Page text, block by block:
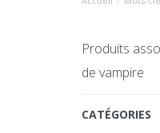
Produits
de vampire
CATÉGORIES